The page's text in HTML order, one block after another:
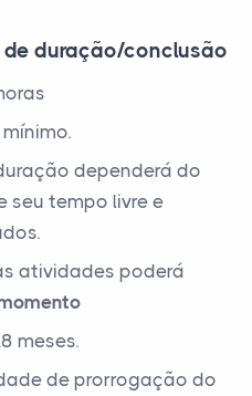
duração/conclusão
dependerá do
seu tempo livre e
atividades poderá
meses.
de prorrogação do